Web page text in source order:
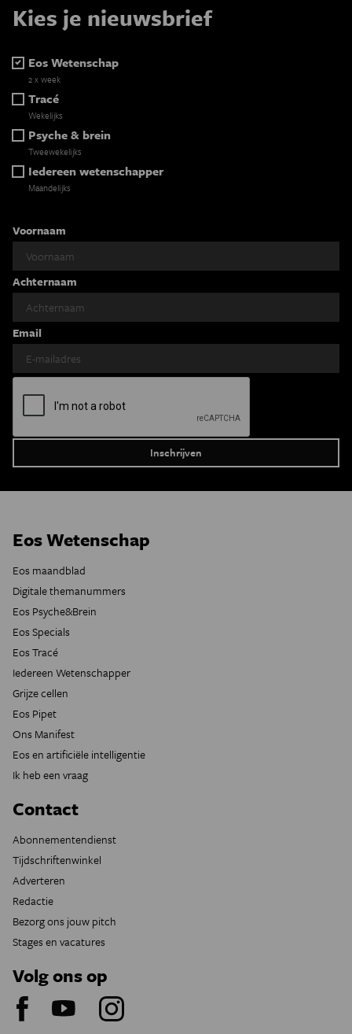
Kies je nieuwsbrief
Eos Wetenschap
2 x week
Tracé
Wekelijks
Psyche & brein
Tweewekelijks
Iedereen wetenschapper
Maandelijks
Voornaam
Achternaam
Email
Eos Wetenschap
Eos maandblad
Digitale themanummers
Eos Psyche&Brein
Eos Specials
Eos Tracé
Iedereen Wetenschapper
Grijze cellen
Eos Pipet
Ons Manifest
Eos en artificiële intelligentie
Ik heb een vraag
Contact
Abonnementendienst
Tijdschriftenwinkel
Adverteren
Redactie
Bezorg ons jouw pitch
Stages en vacatures
Volg ons op